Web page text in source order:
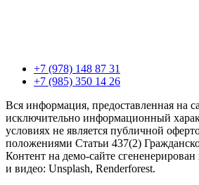
+7 (978) 148 87 31
+7 (985) 350 14 26
Вся информация, предоставленная на
исключительно информационный
условиях не является публичной
положениями Статьи 437(2)
Контент на демо-сайте
и видео: Unsplash, Renderforest.